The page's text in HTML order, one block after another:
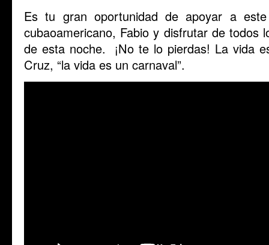
Es tu gran oportunidad de apoyar a
cubaoamericano, Fabio y disfrutar de todos
de esta noche. ¡No te lo pierdas! La vida
Cruz, “la vida es un carnaval”.